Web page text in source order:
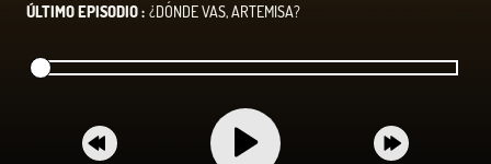
ÚLTIMO EPISODIO : ¿DÓNDE VAS, ARTEMISA?